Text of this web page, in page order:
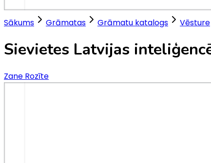
Sākums Grāmatas Grāmatu katalogs Vēsture
Sievietes Latvijas
Zane Rozīte